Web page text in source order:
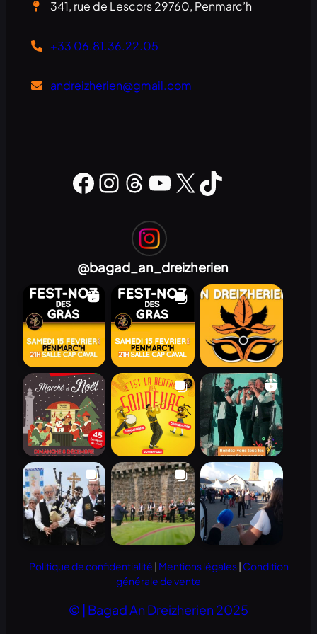
341, rue de Lescors 29760, Penmarc’h
+33 06.81.36.22.05
andreizherien@gmail.com
Lien vers la page Facebook du bagad Instagram Threads YouTube X TikTok
@bagad_an_dreizherien
Politique de confidentialité | Mentions légales| Condition
générale de vente
© | Bagad An Dreizherien 2025